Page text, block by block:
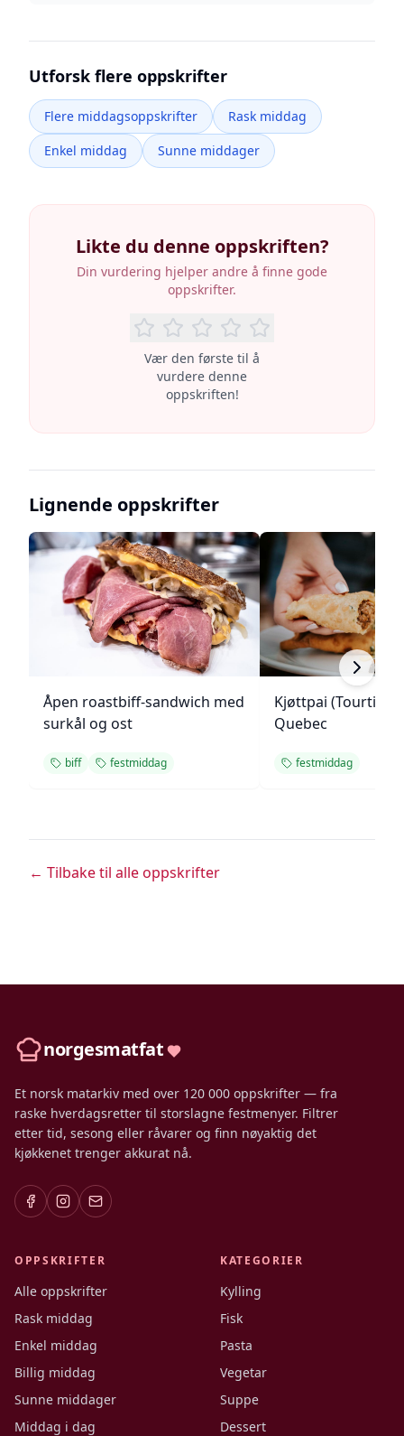
Utforsk flere oppskrifter
Flere middagsoppskrifter
Rask middag
Enkel middag
Sunne middager
Likte du denne oppskriften?
Din vurdering hjelper andre å finne gode
oppskrifter.
Vær den første til å
vurdere denne
oppskriften!
Lignende oppskrifter
Åpen roastbiff-sandwich med
surkål og ost
biff festmiddag
Kjøttpai
Quebec
festmiddag
← Tilbake til alle oppskrifter
norgesmatfat
Et norsk matarkiv med over 120 000 oppskrifter — fra
raske hverdagsretter til storslagne festmenyer. Filtrer
etter tid, sesong eller råvarer og finn nøyaktig det
kjøkkenet trenger akkurat nå.
OPPSKRIFTER
Alle oppskrifter
Rask middag
Enkel middag
Billig middag
Sunne middager
Middag i dag
KATEGORIER
Kylling
Fisk
Pasta
Vegetar
Suppe
Dessert